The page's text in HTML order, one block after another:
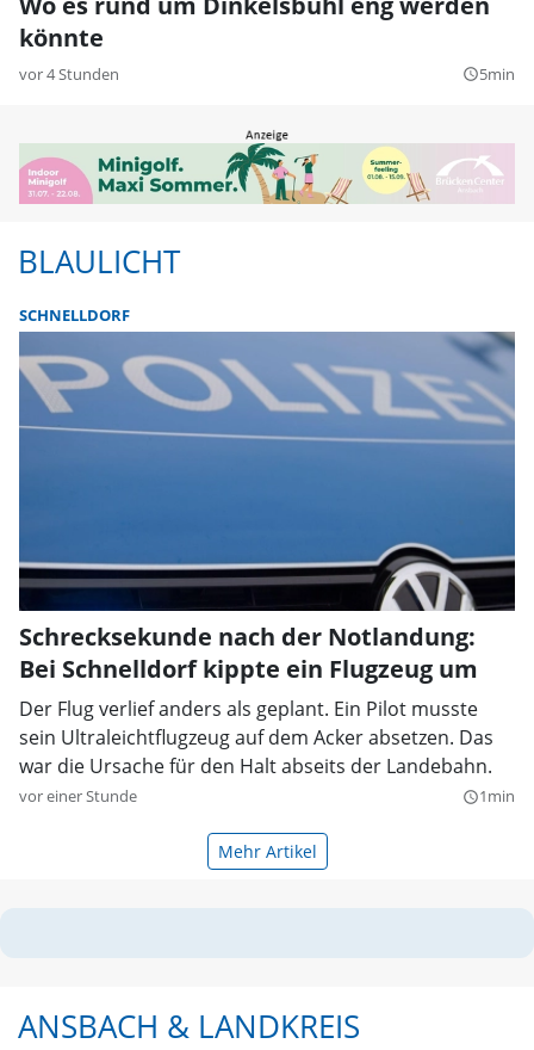
könnte
vor 4 Stunden query_builder5min
BLAULICHT
SCHNELLDORF
Schrecksekunde nach der Notlandung:
Bei Schnelldorf kippte ein Flugzeug um
Der Flug verlief anders als geplant. Ein Pilot musste
sein Ultraleichtflugzeug auf dem Acker absetzen. Das
war die Ursache für den Halt abseits der Landebahn.
vor einer Stunde query_builder1min
Mehr Artikel
ANSBACH & LANDKREIS